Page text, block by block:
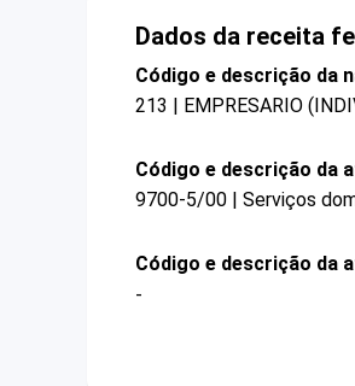
Dados da receita
Código e descrição da
213 | EMPRESARIO
Código e descrição da
9700-5/00 | Serviços
Código e descrição da
-